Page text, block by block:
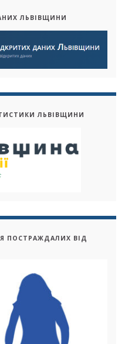
ЛЬВІВЩИНИ
ЛЬВІВЩИНИ
ПОСТРАЖДАЛИХ ВІД